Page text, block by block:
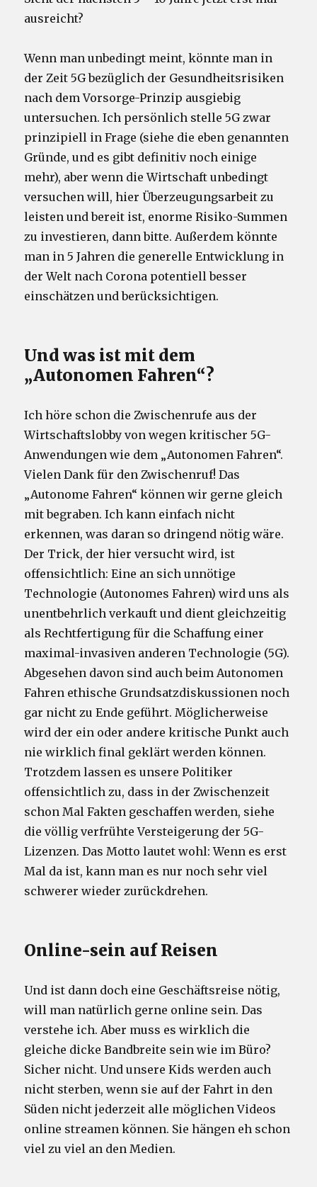
ausreicht?
Wenn man unbedingt meint, könnte man in
der Zeit 5G bezüglich der Gesundheitsrisiken
nach dem Vorsorge-Prinzip ausgiebig
untersuchen. Ich persönlich stelle 5G zwar
prinzipiell in Frage (siehe die eben genannten
Gründe, und es gibt definitiv noch einige
mehr), aber wenn die Wirtschaft unbedingt
versuchen will, hier Überzeugungsarbeit zu
leisten und bereit ist, enorme Risiko-Summen
zu investieren, dann bitte. Außerdem könnte
man in 5 Jahren die generelle Entwicklung in
der Welt nach Corona potentiell besser
einschätzen und berücksichtigen.
Und was ist mit dem
„Autonomen Fahren“?
Ich höre schon die Zwischenrufe aus der
Wirtschaftslobby von wegen kritischer 5G-
Anwendungen wie dem „Autonomen Fahren“.
Vielen Dank für den Zwischenruf! Das
„Autonome Fahren“ können wir gerne gleich
mit begraben. Ich kann einfach nicht
erkennen, was daran so dringend nötig wäre.
Der Trick, der hier versucht wird, ist
offensichtlich: Eine an sich unnötige
Technologie (Autonomes Fahren) wird uns als
unentbehrlich verkauft und dient gleichzeitig
als Rechtfertigung für die Schaffung einer
maximal-invasiven anderen Technologie (5G).
Abgesehen davon sind auch beim Autonomen
Fahren ethische Grundsatzdiskussionen noch
gar nicht zu Ende geführt. Möglicherweise
wird der ein oder andere kritische Punkt auch
nie wirklich final geklärt werden können.
Trotzdem lassen es unsere Politiker
offensichtlich zu, dass in der Zwischenzeit
schon Mal Fakten geschaffen werden, siehe
die völlig verfrühte Versteigerung der 5G-
Lizenzen. Das Motto lautet wohl: Wenn es erst
Mal da ist, kann man es nur noch sehr viel
schwerer wieder zurückdrehen.
Online-sein auf Reisen
Und ist dann doch eine Geschäftsreise nötig,
will man natürlich gerne online sein. Das
verstehe ich. Aber muss es wirklich die
gleiche dicke Bandbreite sein wie im Büro?
Sicher nicht. Und unsere Kids werden auch
nicht sterben, wenn sie auf der Fahrt in den
Süden nicht jederzeit alle möglichen Videos
online streamen können. Sie hängen eh schon
viel zu viel an den Medien.